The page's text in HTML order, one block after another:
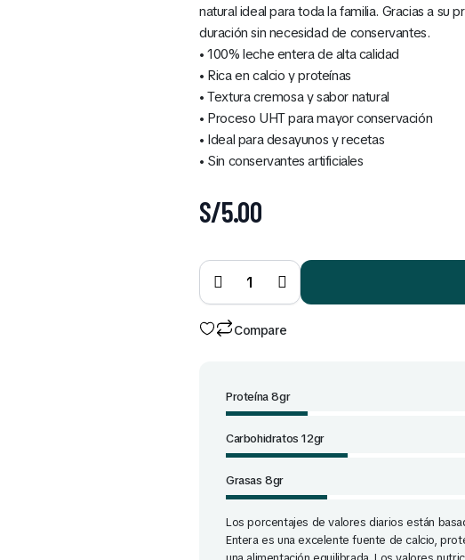
natural ideal para toda la familia. Gracias a su
duración sin necesidad de conservantes.
• 100% leche entera de alta calidad
• Rica en calcio y proteínas
• Textura cremosa y sabor natural
• Proceso UHT para mayor conservación
• Ideal para desayunos y recetas
• Sin conservantes artificiales
S/5.00
UHT sin
lactosa
de 946
ml
Compare
Proteína 8gr
Carbohidratos 12gr
Grasas 8gr
Los porcentajes de valores diarios están
Entera es una excelente fuente de calcio,